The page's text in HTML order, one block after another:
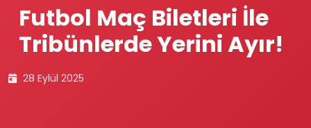
Futbol Maç Biletleri İle
Tribünlerde Yerini Ayır!
28 Eylül 2025